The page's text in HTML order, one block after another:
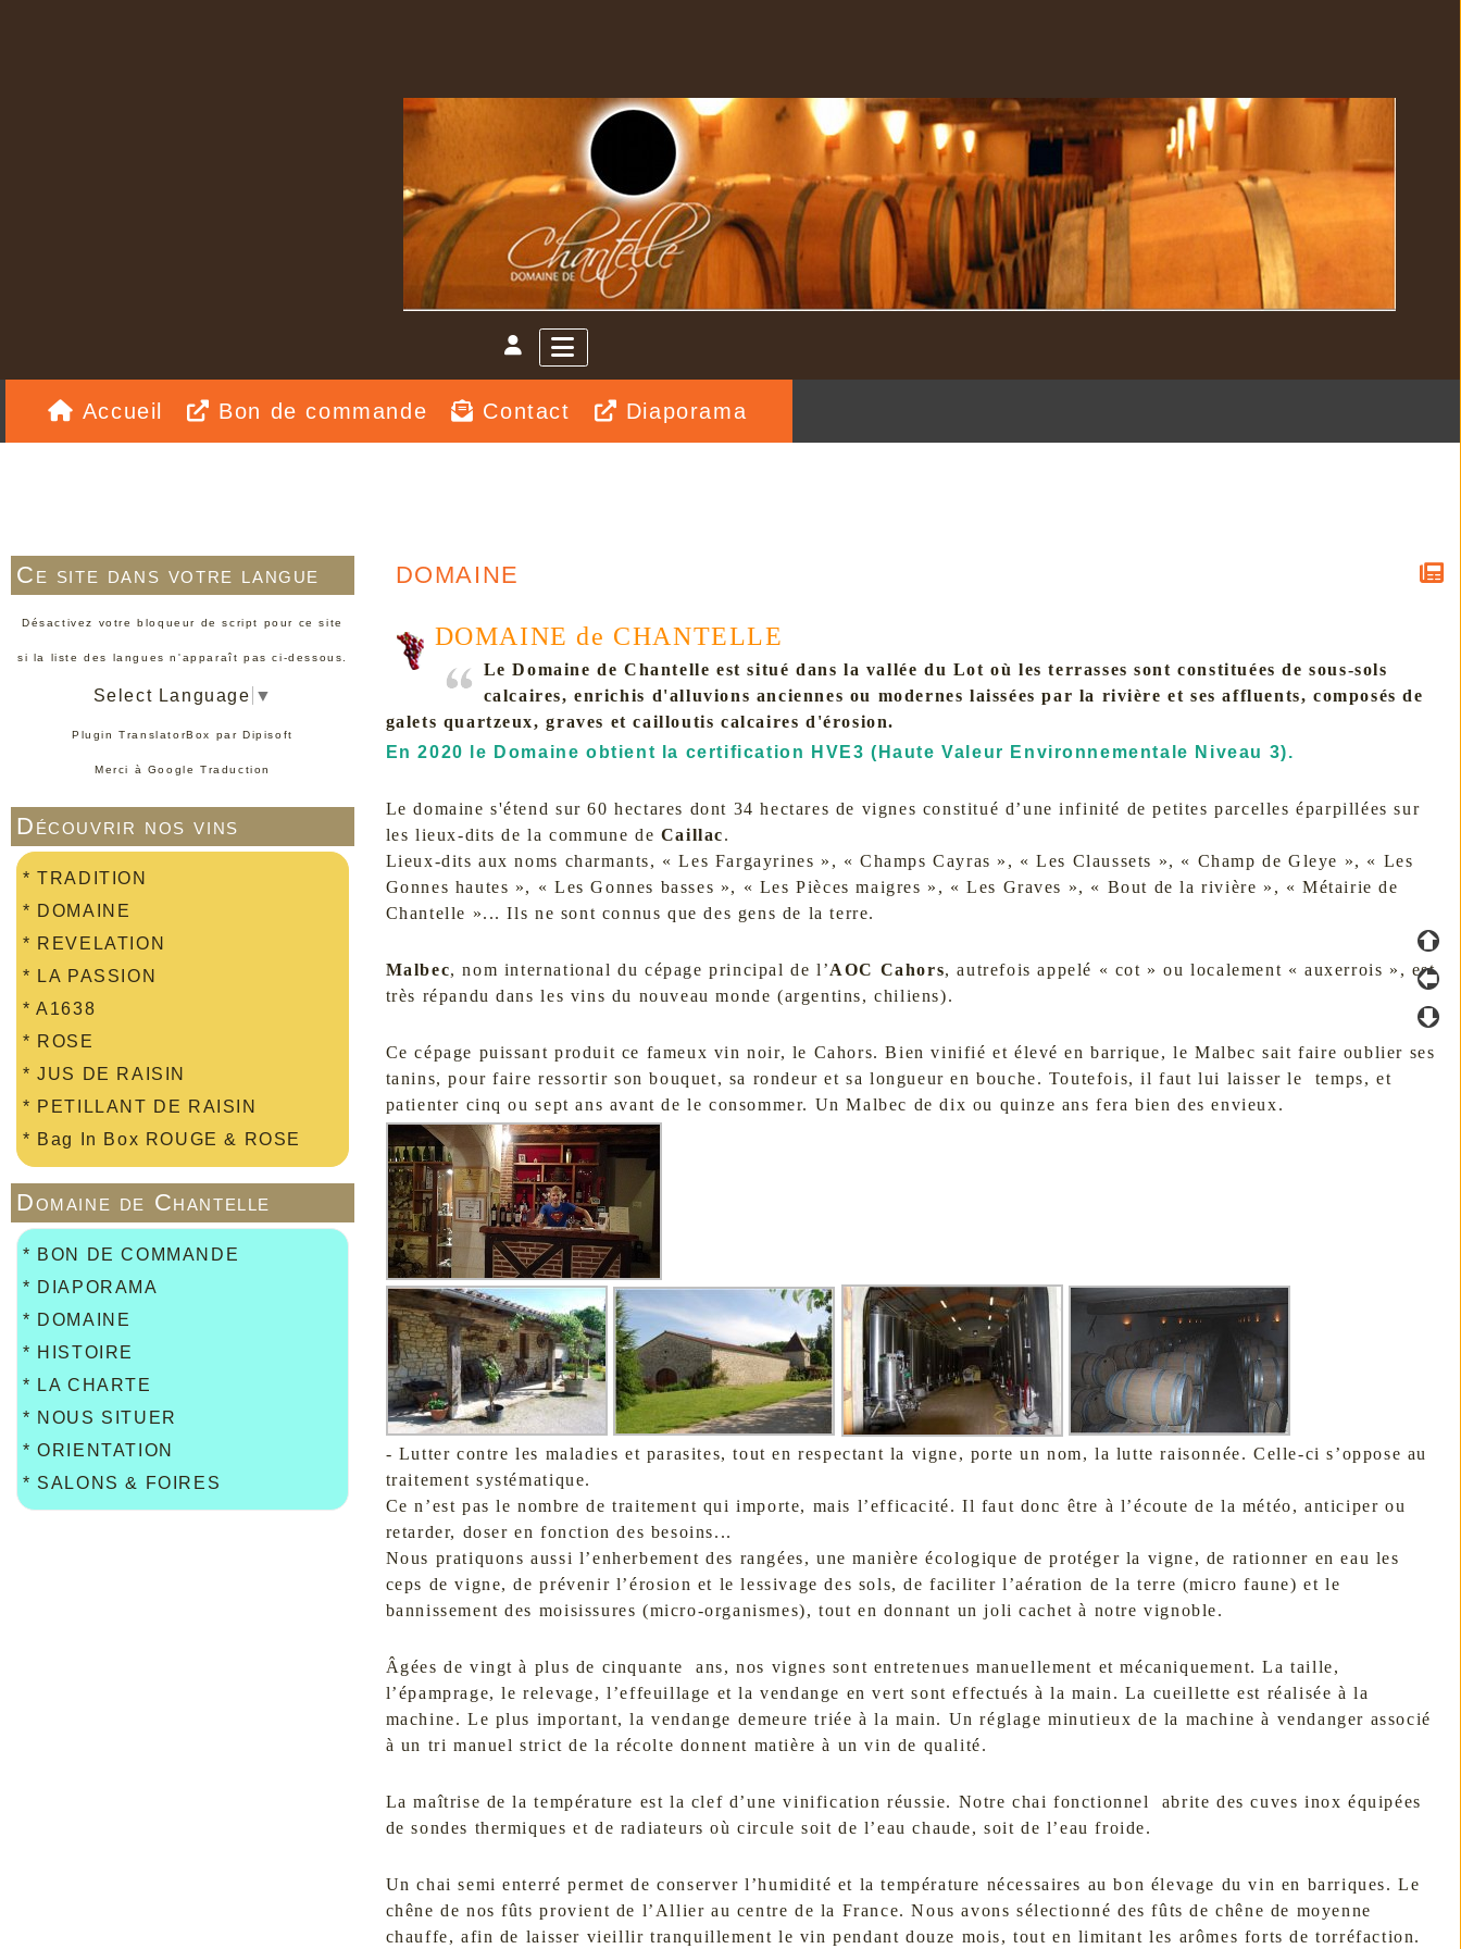
Accueil Bon de commande Contact Diaporama
Ce site dans votre langue
Désactivez votre bloqueur de script pour ce site
si la liste des langues n'apparaît pas ci-dessous.
Select Language ▼
Plugin TranslatorBox parDipisoft
Merci à Google Traduction
Découvrir nos vins
*TRADITION
* DOMAINE
* REVELATION
* LA PASSION
*A1638
* ROSE
*JUS DE RAISIN
* PETILLANT DE RAISIN
* Bag In Box ROUGE & ROSE
Domaine de Chantelle
* BON DE COMMANDE
* DIAPORAMA
* DOMAINE
* HISTOIRE
* LA CHARTE
* NOUS SITUER
* ORIENTATION
* SALONS & FOIRES
DOMAINE
DOMAINE de CHANTELLE
Le Domaine de Chantelle est situé dans la vallée du Lot où les terrasses sont constituées de sous-sols
calcaires, enrichis d'alluvions anciennes ou modernes laissées par la rivière et ses affluents, composés de
galets quartzeux, graves et cailloutis calcaires d'érosion.
En 2020 le Domaine obtient la certification HVE3 (Haute Valeur Environnementale Niveau 3).
Le domaine s'étend sur 60 hectares dont 34 hectares de vignes constitué d’une infinité de petites parcelles éparpillées sur
les lieux-dits de la commune de Caillac.
Lieux-dits aux noms charmants, « Les Fargayrines », « Champs Cayras », « Les Claussets », « Champ de Gleye », « Les
Gonnes hautes », « Les Gonnes basses », « Les Pièces maigres », « Les Graves », « Bout de la rivière », « Métairie de
Chantelle »... Ils ne sont connus que des gens de la terre.
Malbec, nom international du cépage principal de l’AOC Cahors, autrefois appelé « cot » ou localement « auxerrois », est
très répandu dans les vins du nouveau monde (argentins, chiliens).
Ce cépage puissant produit ce fameux vin noir, le Cahors. Bien vinifié et élevé en barrique, le Malbec sait faire oublier ses
tanins, pour faire ressortir son bouquet, sa rondeur et sa longueur en bouche. Toutefois, il faut lui laisser le temps, et
patienter cinq ou sept ans avant de le consommer. Un Malbec de dix ou quinze ans fera bien des envieux.
- Lutter contre les maladies et parasites, tout en respectant la vigne, porte un nom, la lutte raisonnée. Celle-ci s’oppose au
traitement systématique.
Ce n’est pas le nombre de traitement qui importe, mais l’efficacité. Il faut donc être à l’écoute de la météo, anticiper ou
retarder, doser en fonction des besoins...
Nous pratiquons aussi l’enherbement des rangées, une manière écologique de protéger la vigne, de rationner en eau les
ceps de vigne, de prévenir l’érosion et le lessivage des sols, de faciliter l’aération de la terre (micro faune) et le
bannissement des moisissures (micro-organismes), tout en donnant un joli cachet à notre vignoble.
Âgées de vingt à plus de cinquante ans, nos vignes sont entretenues manuellement et mécaniquement. La taille,
l’épamprage, le relevage, l’effeuillage et la vendange en vert sont effectués à la main. La cueillette est réalisée à la
machine. Le plus important, la vendange demeure triée à la main. Un réglage minutieux de la machine à vendanger associé
à un tri manuel strict de la récolte donnent matière à un vin de qualité.
La maîtrise de la température est la clef d’une vinification réussie. Notre chai fonctionnel abrite des cuves inox équipées
de sondes thermiques et de radiateurs où circule soit de l’eau chaude, soit de l’eau froide.
Un chai semi enterré permet de conserver l’humidité et la température nécessaires au bon élevage du vin en barriques. Le
chêne de nos fûts provient de l’Allier au centre de la France. Nous avons sélectionné des fûts de chêne de moyenne
chauffe, afin de laisser vieillir tranquillement le vin pendant douze mois, tout en limitant les arômes forts de torréfaction.